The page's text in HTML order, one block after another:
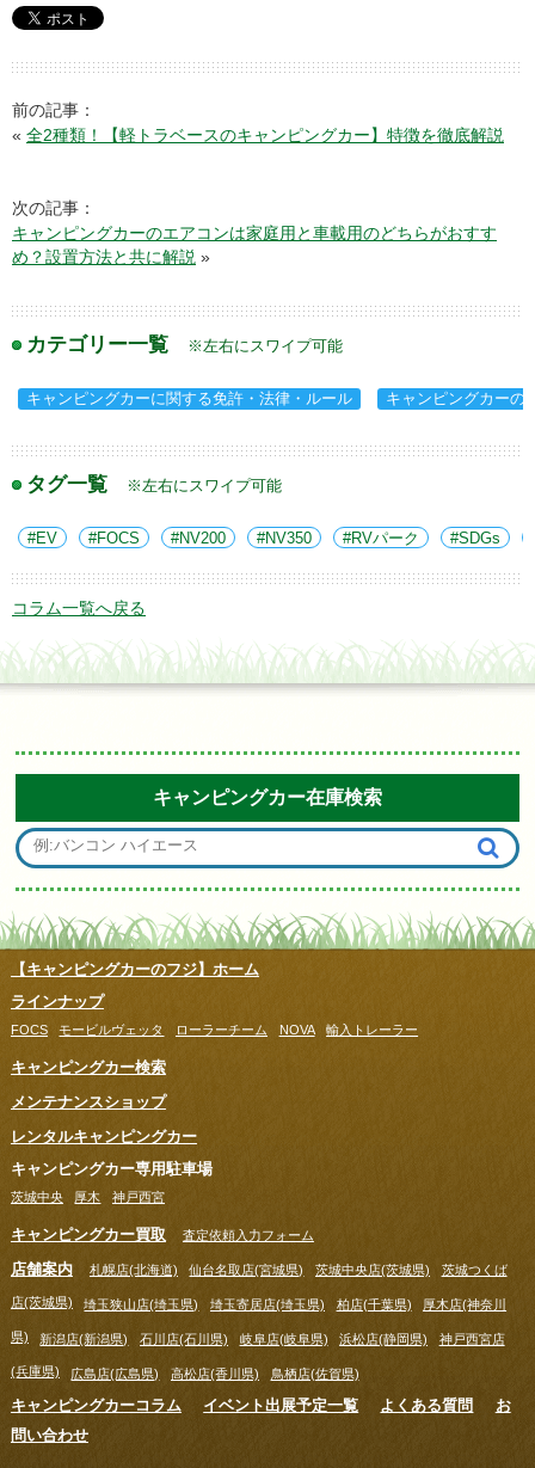
前の記事：
« 全2種類！【軽トラベースのキャンピングカー】特徴を徹底解説
次の記事：
キャンピングカーのエアコンは家庭用と車載用のどちらがおすす
め？設置方法と共に解説 »
カテゴリー一覧 ※左右にスワイプ可能
キャンピングカーに関する免許・法律・ルール キャンピングカーの
タグ一覧 ※左右にスワイプ可能
EV FOCS NV200 NV350 RVパーク SDGs
コラム一覧へ戻る
キャンピングカー在庫検索
【キャンピングカーのフジ】ホーム
ラインナップ
FOCS モービルヴェッタ ローラーチーム NOVA 輸入トレーラー
キャンピングカー検索
メンテナンスショップ
レンタルキャンピングカー
キャンピングカー専用駐車場
茨城中央 厚木 神戸西宮
キャンピングカー買取 査定依頼入力フォーム
店舗案内 札幌店(北海道) 仙台名取店(宮城県) 茨城中央店(茨城県) 茨城つくば
店(茨城県) 埼玉狭山店(埼玉県) 埼玉寄居店(埼玉県) 柏店(千葉県) 厚木店(神奈川
県) 新潟店(新潟県) 石川店(石川県) 岐阜店(岐阜県) 浜松店(静岡県) 神戸西宮店
(兵庫県) 広島店(広島県) 高松店(香川県) 鳥栖店(佐賀県)
キャンピングカーコラム イベント出展予定一覧 よくある質問
お
問い合わせ